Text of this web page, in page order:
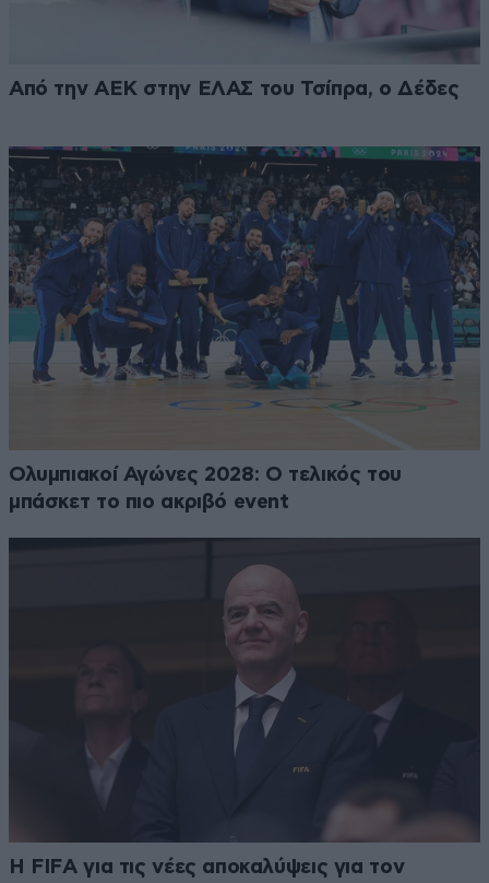
Από την ΑΕΚ στην ΕΛΑΣ του Τσίπρα, ο Δέδες
Ολυμπιακοί Αγώνες 2028: Ο τελικός του
μπάσκετ το πιο ακριβό event
Η FIFA για τις νέες αποκαλύψεις για τον